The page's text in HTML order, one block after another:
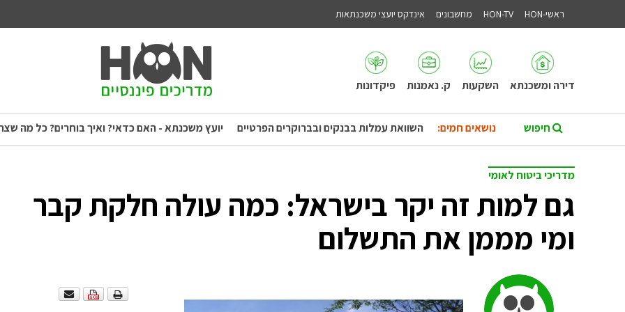
ראשי-HON HON-TV מחשבונים אינדקס יועצי משכנתאות
דירה ומשכנתא השקעות ק. נאמנות פיקדונות
נושאים חמים: השוואת עמלות בבנקים ובברוקרים הפרטיים יועץ משכנתא - האם כדאי? ואיך בוחרים? כל מה
מדריכי ביטוח לאומי
גם למות זה יקר בישראל: כמה עולה חלקת קבר
ומי מממן את התשלום